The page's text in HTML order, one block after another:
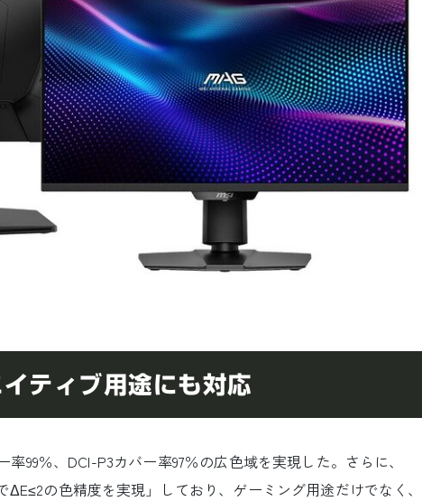
ティブ用途にも対応
99％、DCI-P3カバー率97％の広色域を実現した。さらに、
ΔE≤2の色精度を実現」しており、ゲーミング用途だけでなく、